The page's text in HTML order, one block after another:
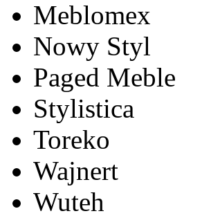
Meblomex
Nowy Styl
Paged Meble
Stylistica
Toreko
Wajnert
Wuteh